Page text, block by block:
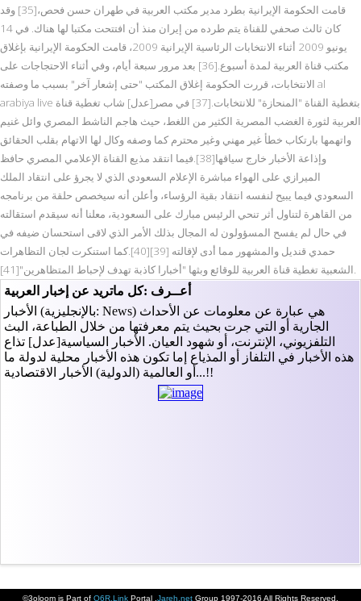
قامت الحكومة الإيرانية بطرد مدير مكتب العربية في طهران حسن فحص،[35] وقد
كان ثالث صحفي للقناة يتم طرده من إيران منذ أن افتتحت مكتبا لها هناك. في 14
يونيو 2009 أثناء الانتخابات الرئاسية الإيرانية 2009، قامت الحكومة الإيرانية بإغلاق
مكتب قناة العربية لمدة أسبوع.[36] بعد مرور سبعة أيام، وفي أثناء الاحتجاجات على
الانتخابات، قررت الحكومة إغلاق المكتب "حتى إشعار آخر" بسبب ما وصفته al
arabiya live بتغطية القناة "المنحازة" للانتخابات.[37] في مصر[عدل] شاب تغطية قناة
العربية لثورة الغضب المصرية الكثير من اللغط، حيث هاجم الناشط المصري وائل غنيم
واتهمها بارتكاب خطأ غير مهني وغير محترم كما وصفه وكال لها الاتهام بقلب الحقائق
وإذاعة الأخبار خارج سياقها[38].فيما انتقد مذيع القناة الإعلامي المصري حافظ
الميرازي على الهواء مباشرة الإعلام السعودي الذي لا يجرؤ على انتقاد الملك
السعودي فيما يبيح لنفسه انتقاد بقية الرؤساء، وأعلن أنه سيخصص حلقة من برنامجه
من القاهرة لتناول أثر تنحي الرئيس مبارك على السعودية، معلنا أنه سيقدم استقالته
في حال لم يفسح المسؤولون له المجال بذلك الأمر الذي لاقى استحسان ضيفه في
حمدي قنديل والمشهور مما أدى لإقالته [39][40].كما استنكرت لجان التظاهرات
الشعبية تغطية قناة العربية للوقائع وبثها "أخبارا كاذبة تهدف لإحباط المتظاهرين"[41].
©3oloom is Part of Q6R.Link Portal , Jareh.net Group 1997-2016 All Rights Reserved.